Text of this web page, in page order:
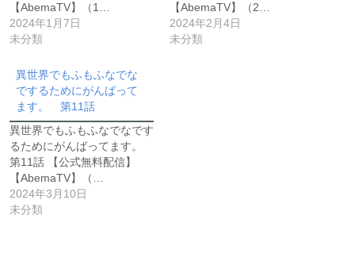
【AbemaTV】（1…
2024年1月7日
未分類
【AbemaTV】（2…
2024年2月4日
未分類
異世界でもふもふなでな
でするためにがんばって
ます。 第11話
異世界でもふもふなでなです
るためにがんばってます。
第11話 【公式無料配信】
【AbemaTV】（…
2024年3月10日
未分類